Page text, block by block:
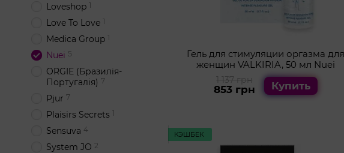
Гель для стимуляции оргазма для
женщин VALKIRIA, 50 мл Nuei
1 137 грн
853 грн Купить
КЭШБЕК
Loveshop 1
Love To Love 1
Medica Group 1
Nuei 5
ORGIE (Бразилія-
Португалія) 7
Pjur 7
Plaisirs Secrets 1
Sensuva 4
System JO 2